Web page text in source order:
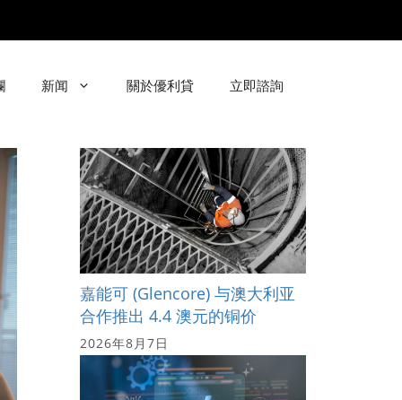
新闻 關於優利貸 立即諮詢
嘉能可 (Glencore) 与澳大利亚
合作推出 4.4 澳元的铜价
2026年8月7日